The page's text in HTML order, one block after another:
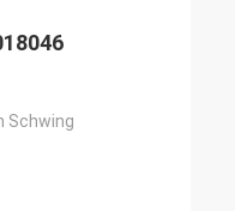
Schwing